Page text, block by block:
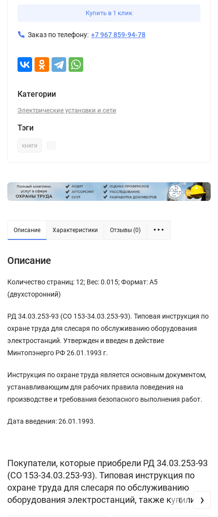
Купить в 1 клик
Заказ по телефону: +7 967 859-94-78
Категории
Электрические установки и сети
Тэги
книги
Описание Характеристики Отзывы (0)
Описание
Количество страниц: 12; Вес: 0.015; Формат: А5
(двухсторонний)
РД 34.03.253-93 (СО 153-34.03.253-93). Типовая инструкция по
охране труда для слесаря по обслуживанию оборудования
электростанций. Утвержден и введен в действие
Минтопэнерго РФ 26.01.1993 г.
Инструкция по охране труда является основным документом,
устанавливающим для рабочих правила поведения на
производстве и требования безопасного выполнения работ.
Дата введения: 26.01.1993.
Покупатели, которые приобрели РД 34.03.253-93
(СО 153-34.03.253-93). Типовая инструкция по
охране труда для слесаря по обслуживанию
оборудования электростанций, также купили
‹ ›